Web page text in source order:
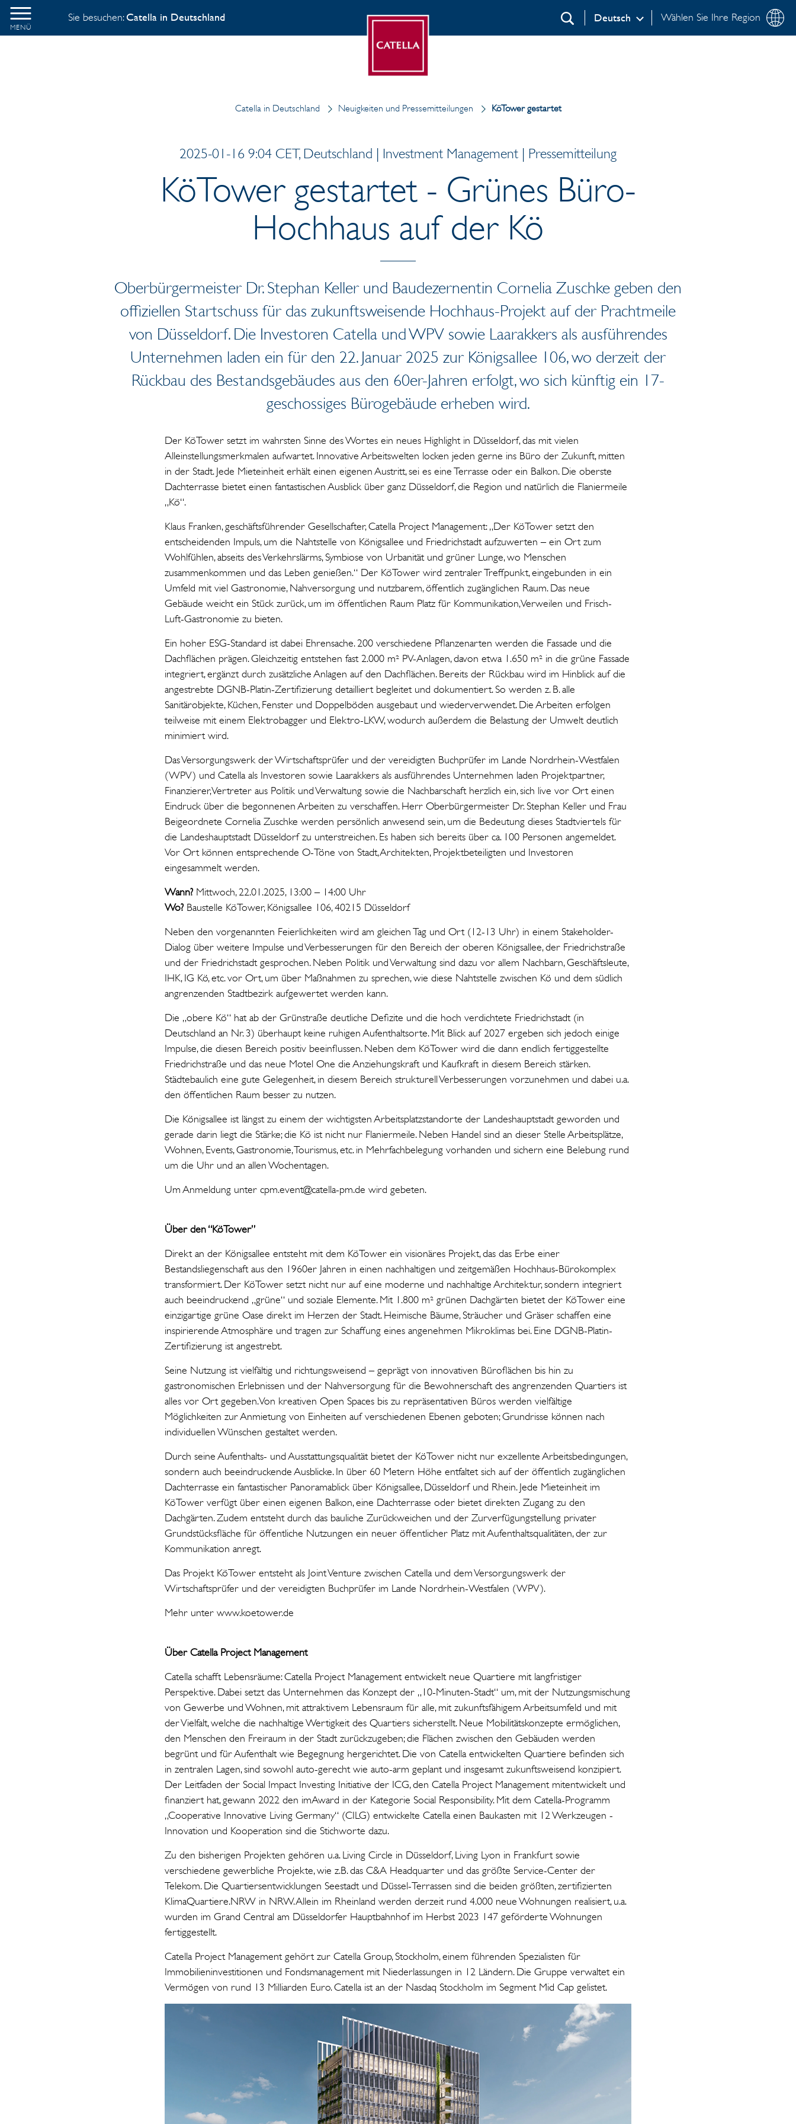
MENÜ
Sie besuchen:Catella in Deutschland Wählen Sie Ihre Region
Deutsch
Suchen
Catella in Deutschland Neuigkeiten und Pressemitteilungen KöTower gestartet
2025-01-16 9:04 CET, Deutschland | Investment Management | Pressemitteilung
KöTower gestartet - Grünes Büro-
Hochhaus auf der Kö
Oberbürgermeister Dr. Stephan Keller und Baudezernentin Cornelia Zuschke geben den
offiziellen Startschuss für das zukunftsweisende Hochhaus-Projekt auf der Prachtmeile
von Düsseldorf. Die Investoren Catella und WPV sowie Laarakkers als ausführendes
Unternehmen laden ein für den 22. Januar 2025 zur Königsallee 106, wo derzeit der
Rückbau des Bestandsgebäudes aus den 60er-Jahren erfolgt, wo sich künftig ein 17-
geschossiges Bürogebäude erheben wird.
Der KöTower setzt im wahrsten Sinne des Wortes ein neues Highlight in Düsseldorf, das mit vielen
Alleinstellungsmerkmalen aufwartet. Innovative Arbeitswelten locken jeden gerne ins Büro der Zukunft, mitten
in der Stadt. Jede Mieteinheit erhält einen eigenen Austritt, sei es eine Terrasse oder ein Balkon. Die oberste
Dachterrasse bietet einen fantastischen Ausblick über ganz Düsseldorf, die Region und natürlich die Flaniermeile
„Kö“.
Klaus Franken, geschäftsführender Gesellschafter, Catella Project Management: „Der KöTower setzt den
entscheidenden Impuls, um die Nahtstelle von Königsallee und Friedrichstadt aufzuwerten – ein Ort zum
Wohlfühlen, abseits des Verkehrslärms, Symbiose von Urbanität und grüner Lunge, wo Menschen
zusammenkommen und das Leben genießen.“ Der KöTower wird zentraler Treffpunkt, eingebunden in ein
Umfeld mit viel Gastronomie, Nahversorgung und nutzbarem, öffentlich zugänglichen Raum. Das neue
Gebäude weicht ein Stück zurück, um im öffentlichen Raum Platz für Kommunikation, Verweilen und Frisch-
Luft-Gastronomie zu bieten.
Ein hoher ESG-Standard ist dabei Ehrensache. 200 verschiedene Pflanzenarten werden die Fassade und die
Dachflächen prägen. Gleichzeitig entstehen fast 2.000 m² PV-Anlagen, davon etwa 1.650 m² in die grüne Fassade
integriert, ergänzt durch zusätzliche Anlagen auf den Dachflächen. Bereits der Rückbau wird im Hinblick auf die
angestrebte DGNB-Platin-Zertifizierung detailliert begleitet und dokumentiert. So werden z. B. alle
Sanitärobjekte, Küchen, Fenster und Doppelböden ausgebaut und wiederverwendet. Die Arbeiten erfolgen
teilweise mit einem Elektrobagger und Elektro-LKW, wodurch außerdem die Belastung der Umwelt deutlich
minimiert wird.
Das Versorgungswerk der Wirtschaftsprüfer und der vereidigten Buchprüfer im Lande Nordrhein-Westfalen
(WPV) und Catella als Investoren sowie Laarakkers als ausführendes Unternehmen laden Projektpartner,
Finanzierer, Vertreter aus Politik und Verwaltung sowie die Nachbarschaft herzlich ein, sich live vor Ort einen
Eindruck über die begonnenen Arbeiten zu verschaffen. Herr Oberbürgermeister Dr. Stephan Keller und Frau
Beigeordnete Cornelia Zuschke werden persönlich anwesend sein, um die Bedeutung dieses Stadtviertels für
die Landeshauptstadt Düsseldorf zu unterstreichen. Es haben sich bereits über ca. 100 Personen angemeldet.
Vor Ort können entsprechende O-Töne von Stadt, Architekten, Projektbeteiligten und Investoren
eingesammelt werden.
Wann? Mittwoch, 22.01.2025, 13:00 – 14:00 Uhr
Wo? Baustelle KöTower, Königsallee 106, 40215 Düsseldorf
Neben den vorgenannten Feierlichkeiten wird am gleichen Tag und Ort (12-13 Uhr) in einem Stakeholder-
Dialog über weitere Impulse und Verbesserungen für den Bereich der oberen Königsallee, der Friedrichstraße
und der Friedrichstadt gesprochen. Neben Politik und Verwaltung sind dazu vor allem Nachbarn, Geschäftsleute,
IHK, IG Kö, etc. vor Ort, um über Maßnahmen zu sprechen, wie diese Nahtstelle zwischen Kö und dem südlich
angrenzenden Stadtbezirk aufgewertet werden kann.
Die „obere Kö“ hat ab der Grünstraße deutliche Defizite und die hoch verdichtete Friedrichstadt (in
Deutschland an Nr. 3) überhaupt keine ruhigen Aufenthaltsorte. Mit Blick auf 2027 ergeben sich jedoch einige
Impulse, die diesen Bereich positiv beeinflussen. Neben dem KöTower wird die dann endlich fertiggestellte
Friedrichstraße und das neue Motel One die Anziehungskraft und Kaufkraft in diesem Bereich stärken.
Städtebaulich eine gute Gelegenheit, in diesem Bereich strukturell Verbesserungen vorzunehmen und dabei u.a.
den öffentlichen Raum besser zu nutzen.
Die Königsallee ist längst zu einem der wichtigsten Arbeitsplatzstandorte der Landeshauptstadt geworden und
gerade darin liegt die Stärke; die Kö ist nicht nur Flaniermeile. Neben Handel sind an dieser Stelle Arbeitsplätze,
Wohnen, Events, Gastronomie, Tourismus, etc. in Mehrfachbelegung vorhanden und sichern eine Belebung rund
um die Uhr und an allen Wochentagen.
Um Anmeldung unter cpm.event@catella-pm.de wird gebeten.
Über den “KöTower”
Direkt an der Königsallee entsteht mit dem KöTower ein visionäres Projekt, das das Erbe einer
Bestandsliegenschaft aus den 1960er Jahren in einen nachhaltigen und zeitgemäßen Hochhaus-Bürokomplex
transformiert. Der KöTower setzt nicht nur auf eine moderne und nachhaltige Architektur, sondern integriert
auch beeindruckend „grüne“ und soziale Elemente. Mit 1.800 m² grünen Dachgärten bietet der KöTower eine
einzigartige grüne Oase direkt im Herzen der Stadt. Heimische Bäume, Sträucher und Gräser schaffen eine
inspirierende Atmosphäre und tragen zur Schaffung eines angenehmen Mikroklimas bei. Eine DGNB-Platin-
Zertifizierung ist angestrebt.
Seine Nutzung ist vielfältig und richtungsweisend – geprägt von innovativen Büroflächen bis hin zu
gastronomischen Erlebnissen und der Nahversorgung für die Bewohnerschaft des angrenzenden Quartiers ist
alles vor Ort gegeben. Von kreativen Open Spaces bis zu repräsentativen Büros werden vielfältige
Möglichkeiten zur Anmietung von Einheiten auf verschiedenen Ebenen geboten; Grundrisse können nach
individuellen Wünschen gestaltet werden.
Durch seine Aufenthalts- und Ausstattungsqualität bietet der KöTower nicht nur exzellente Arbeitsbedingungen,
sondern auch beeindruckende Ausblicke. In über 60 Metern Höhe entfaltet sich auf der öffentlich zugänglichen
Dachterrasse ein fantastischer Panoramablick über Königsallee, Düsseldorf und Rhein. Jede Mieteinheit im
KöTower verfügt über einen eigenen Balkon, eine Dachterrasse oder bietet direkten Zugang zu den
Dachgärten. Zudem entsteht durch das bauliche Zurückweichen und der Zurverfügungstellung privater
Grundstücksfläche für öffentliche Nutzungen ein neuer öffentlicher Platz mit Aufenthaltsqualitäten, der zur
Kommunikation anregt.
Das Projekt KöTower entsteht als Joint Venture zwischen Catella und dem Versorgungswerk der
Wirtschaftsprüfer und der vereidigten Buchprüfer im Lande Nordrhein-Westfalen (WPV).
Mehr unter www.koetower.de
Über Catella Project Management
Catella schafft Lebensräume: Catella Project Management entwickelt neue Quartiere mit langfristiger
Perspektive. Dabei setzt das Unternehmen das Konzept der „10-Minuten-Stadt“ um, mit der Nutzungsmischung
von Gewerbe und Wohnen, mit attraktivem Lebensraum für alle, mit zukunftsfähigem Arbeitsumfeld und mit
der Vielfalt, welche die nachhaltige Wertigkeit des Quartiers sicherstellt. Neue Mobilitätskonzepte ermöglichen,
den Menschen den Freiraum in der Stadt zurückzugeben; die Flächen zwischen den Gebäuden werden
begrünt und für Aufenthalt wie Begegnung hergerichtet. Die von Catella entwickelten Quartiere befinden sich
in zentralen Lagen, sind sowohl auto-gerecht wie auto-arm geplant und insgesamt zukunftsweisend konzipiert.
Der Leitfaden der Social Impact Investing Initiative der ICG, den Catella Project Management mitentwickelt und
finanziert hat, gewann 2022 den imAward in der Kategorie Social Responsibility. Mit dem Catella-Programm
„Cooperative Innovative Living Germany“ (CILG) entwickelte Catella einen Baukasten mit 12 Werkzeugen -
Innovation und Kooperation sind die Stichworte dazu.
Zu den bisherigen Projekten gehören u.a. Living Circle in Düsseldorf, Living Lyon in Frankfurt sowie
verschiedene gewerbliche Projekte, wie z.B. das C&A Headquarter und das größte Service-Center der
Telekom. Die Quartiersentwicklungen Seestadt und Düssel-Terrassen sind die beiden größten, zertifizierten
KlimaQuartiere.NRW in NRW. Allein im Rheinland werden derzeit rund 4.000 neue Wohnungen realisiert, u.a.
wurden im Grand Central am Düsseldorfer Hauptbahnhof im Herbst 2023 147 geförderte Wohnungen
fertiggestellt.
Catella Project Management gehört zur Catella Group, Stockholm, einem führenden Spezialisten für
Immobilieninvestitionen und Fondsmanagement mit Niederlassungen in 12 Ländern. Die Gruppe verwaltet ein
Vermögen von rund 13 Milliarden Euro. Catella ist an der Nasdaq Stockholm im Segment Mid Cap gelistet.